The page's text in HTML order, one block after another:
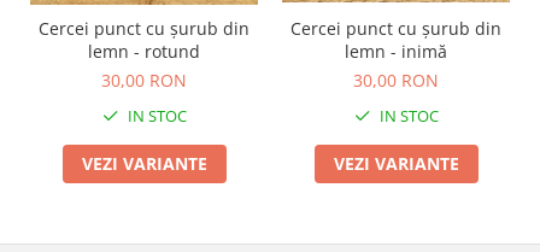
Cercei punct cu șurub din
lemn - rotund
30,00 RON
IN STOC
VEZI VARIANTE
Cercei punct cu șurub din
lemn - inimă
30,00 RON
IN STOC
VEZI VARIANTE